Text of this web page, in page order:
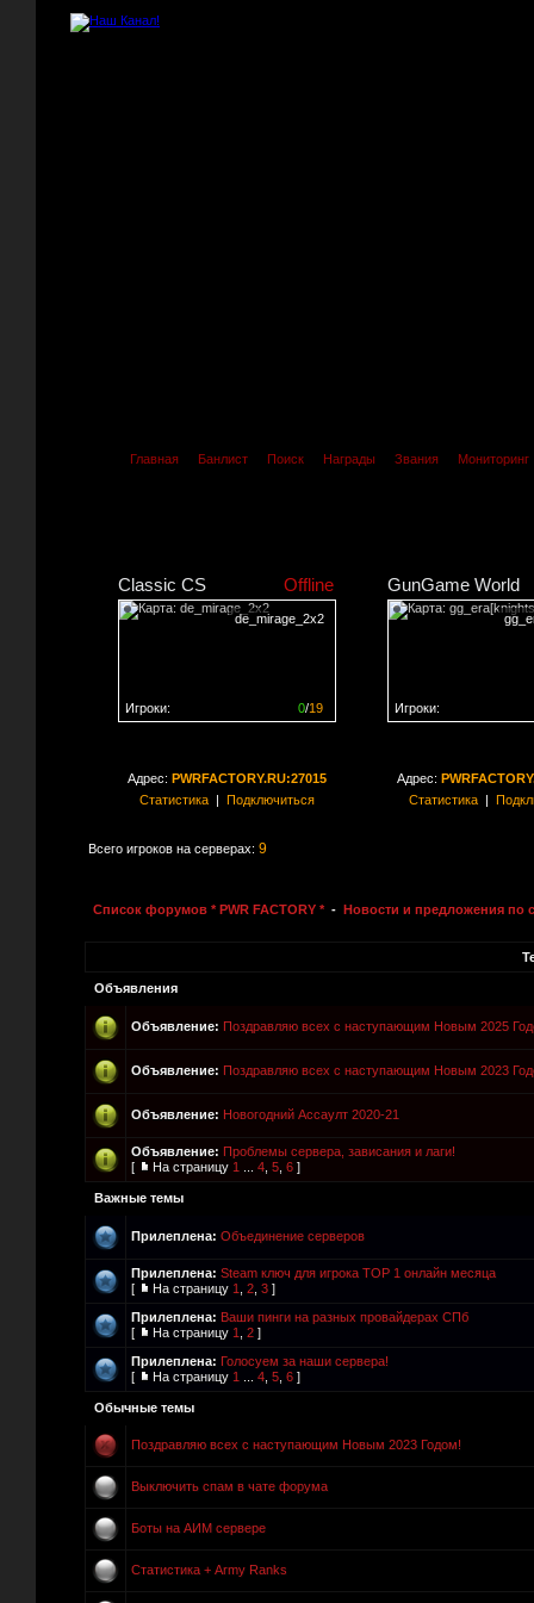
Главная Банлист Поиск Награды Звания Мониторинг
Classic CS Offline
de_mirage_2x2
0/19
Игроки:
GunGame World
Игроки:
Адрес: PWRFACTORY.RU:27015
Статистика| Подключиться
Адрес:
Статистика|
Всего игроков на серверах: 9
Список форумов * PWR FACTORY * - Новости и предложения по
Объявления
Объявление: Поздравляю всех с наступающим Новым 2025
Объявление: Поздравляю всех с наступающим Новым 2023
Объявление: Новогодний Ассаулт 2020-21
Объявление: Проблемы сервера, зависания и лаги!
[
На страницу 1 4 5 6 ]
Важные темы
Прилеплена: Объединение серверов
Прилеплена: Steam ключ для игрока TOP 1 онлайн месяца
[
На страницу 1 2 3 ]
Прилеплена: Ваши пинги на разных провайдерах СПб
[
На страницу 1 2 ]
Прилеплена: Голосуем за наши сервера!
[
На страницу 1 4 5 6 ]
Обычные темы
Поздравляю всех с наступающим Новым 2023 Годом!
Выключить спам в чате форума
Боты на АИМ сервере
Статистика + Army Ranks